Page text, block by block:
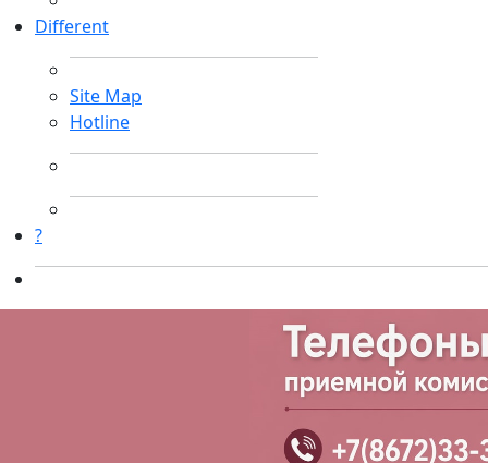
Different
Site Map
Hotline
?